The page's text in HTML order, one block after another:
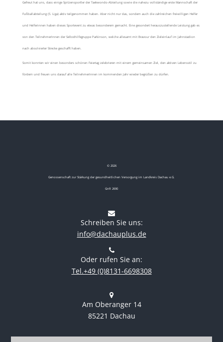
Gefreut hat uns, dass einige Spitzensportler der Taekwondo-Abteilung sowie die nahezu vollständige erste Mannschaft der
Fußballabteilung (5. Liga) aktiv teilgenommen haben. Aber nicht nur das, sondern auch die zahlreichen freiwilligen Helfer
und Helferinnen haben dieses Sportevent zu etwas besonderem gemacht. Eine gesondert herauszustellende Leistung gab es
von den TeilnehmerInnen der Selbsthilfegruppe Parkinson, welche allesamt mit Bravour den Zieleinlauf im Jahnstadion
nach absolvierter Strecke geschafft haben.
Somit konnten wir einen besonders schönen Feiertag zelebrieren mit einem gemeinsamen Ziel, den aktiven Lebensstil zu
fördern und freuen uns darauf alle TeilnehmerInnen im kommenden Jahr wieder begrüßen zu dürfen.
© 2026
Genossenschaft zur Stärkung der gesundheitlichen Versorgung im Landkreis Dachau e.G.
GnR 2690
Schreiben Sie uns:
info@dachauplus.de
Oder rufen Sie an:
Tel.+49 (0)8131-6698308
Am Oberanger 14
85221 Dachau